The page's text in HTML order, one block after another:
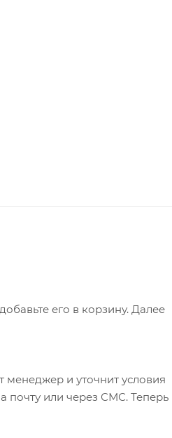
его в корзину. Далее
и уточнит условия
почту или через СМС. Теперь